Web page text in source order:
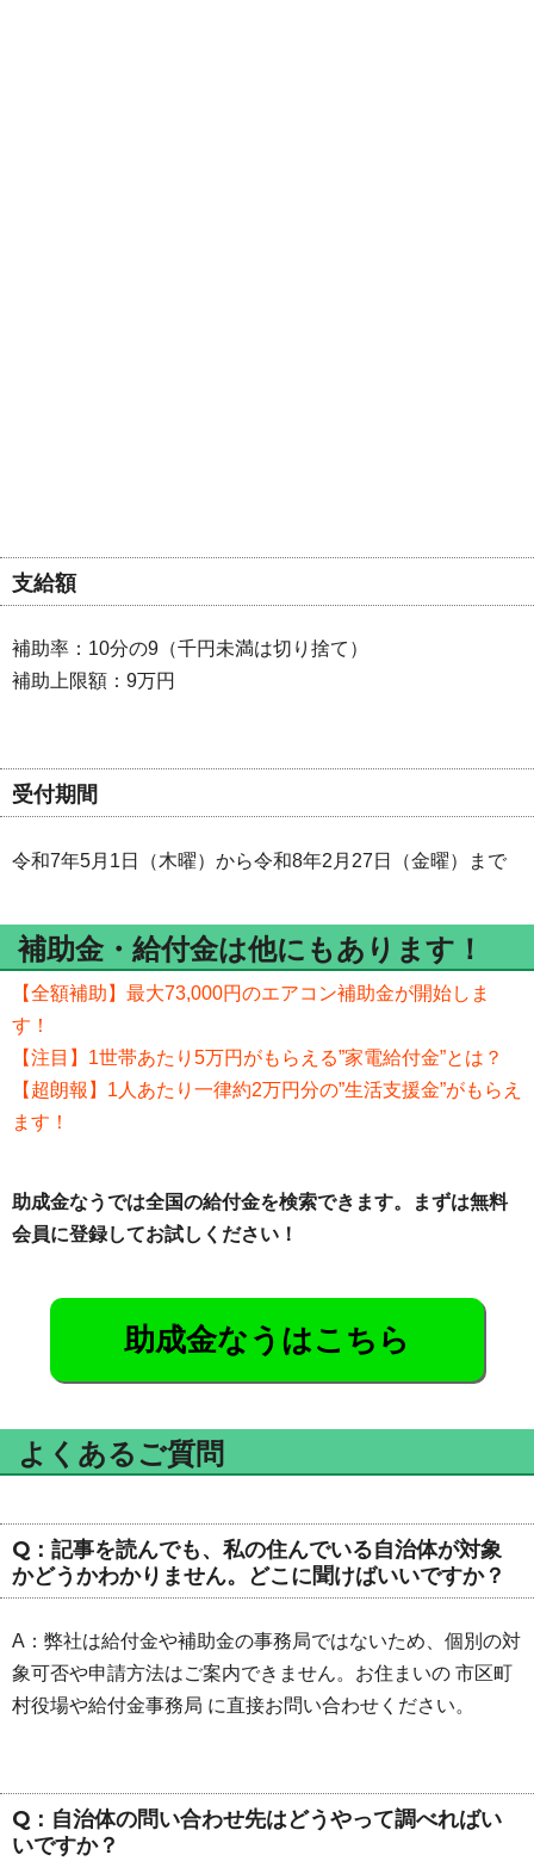
支給額
補助率：10分の9（千円未満は切り捨て）
補助上限額：9万円
受付期間
令和7年5月1日（木曜）から令和8年2月27日（金曜）まで
補助金・給付金は他にもあります！
【全額補助】最大73,000円のエアコン補助金が開始しま
す！
【注目】1世帯あたり5万円がもらえる”家電給付金”とは？
【超朗報】1人あたり一律約2万円分の”生活支援金”がもらえ
ます！
助成金なうでは全国の給付金を検索できます。まずは無料
会員に登録してお試しください！
助成金なうはこちら
よくあるご質問
Q：記事を読んでも、私の住んでいる自治体が対象
かどうかわかりません。どこに聞けばいいですか？
A：弊社は給付金や補助金の事務局ではないため、個別の対
象可否や申請方法はご案内できません。お住まいの 市区町
村役場や給付金事務局 に直接お問い合わせください。
Q：自治体の問い合わせ先はどうやって調べればい
いですか？